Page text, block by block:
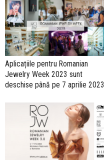
Aplicațiile pentru Romanian
Jewelry Week 2023 sunt
deschise până pe 7 aprilie 2023